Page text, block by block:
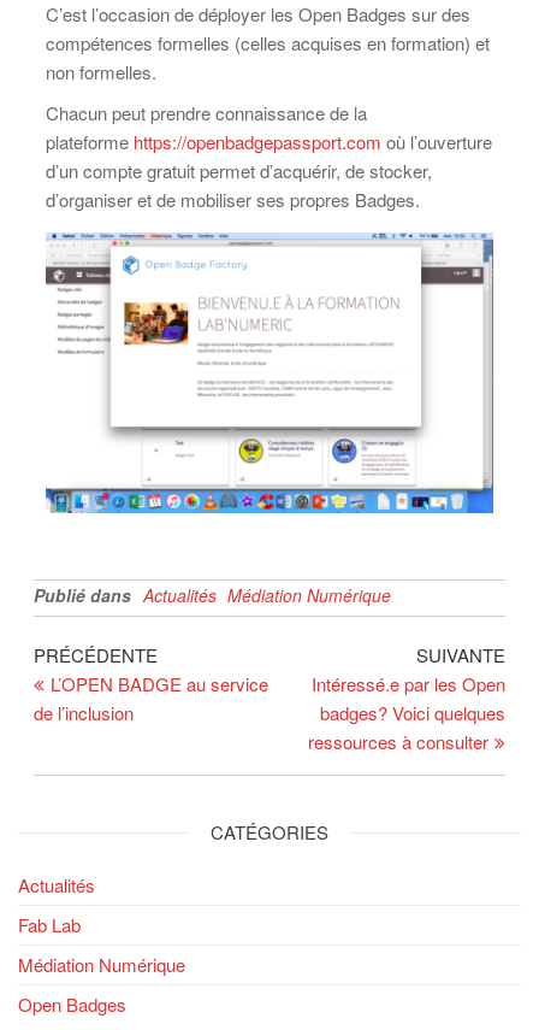
C’est l’occasion de déployer les Open Badges sur des
compétences formelles (celles acquises en formation) et
non formelles.
Chacun peut prendre connaissance de la
plateforme https://openbadgepassport.com où l’ouverture
d’un compte gratuit permet d’acquérir, de stocker,
d’organiser et de mobiliser ses propres Badges.
Publié dans Actualités Médiation Numérique
PRÉCÉDENTE
L’OPEN BADGE au service
de l’inclusion
SUIVANTE
Intéressé.e par les Open
badges? Voici quelques
ressources à consulter
CATÉGORIES
Actualités
Fab Lab
Médiation Numérique
Open Badges